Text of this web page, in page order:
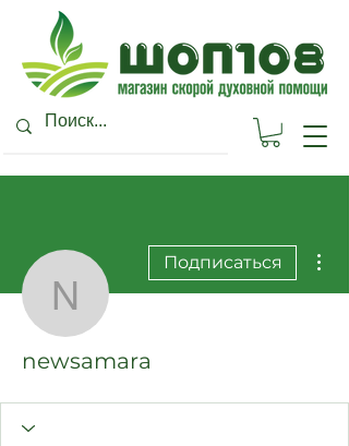
newsamara
Подписаться
newsamara